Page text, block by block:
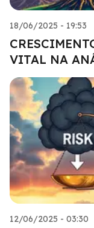
18/06/2025 - 19:53
VITAL NA
12/06/2025 - 03:30